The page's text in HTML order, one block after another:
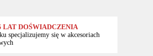
LAT DOŚWIADCZENIA
specjalizujemy się w akcesoriach